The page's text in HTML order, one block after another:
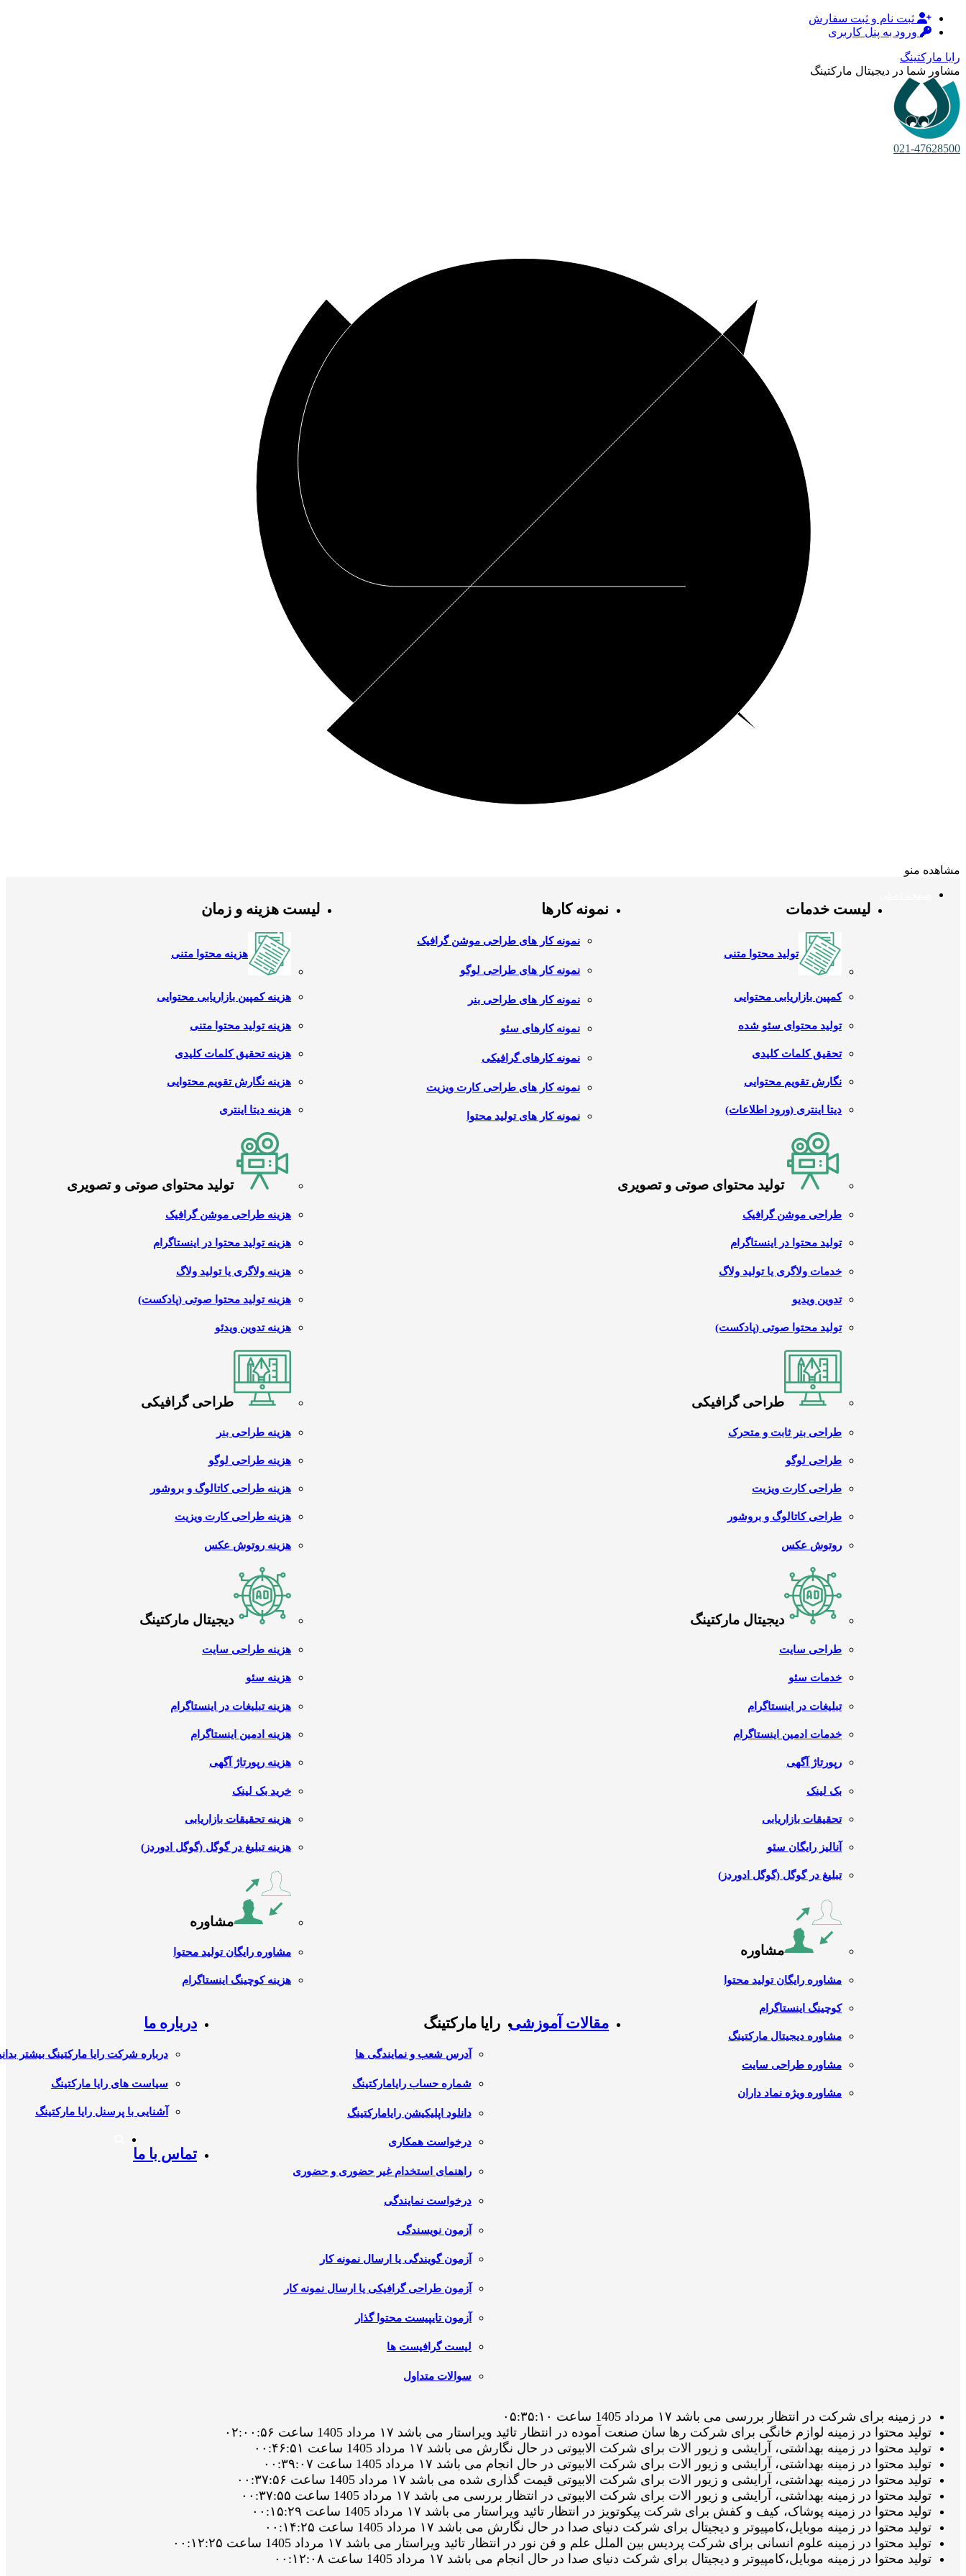
ثبت نام و ثبت سفارش
ورود به پنل کاربری
رایا مارکتینگ
مشاور شما در دیجیتال مارکتینگ
021-47628500
مشاهده منو
لیست خدمات
تولید محتوا متنی
کمپین بازاریابی محتوایی
تولید محتوای سئو شده
تحقیق کلمات کلیدی
نگارش تقویم محتوایی
دیتا اینتری (ورود اطلاعات)
تولید محتوای صوتی و تصویری
طراحی موشن گرافیک
تولید محتوا در اینستاگرام
خدمات ولاگری یا تولید ولاگ
تدوین ویدیو
تولید محتوا صوتی (پادکست)
طراحی گرافیکی
طراحی بنر ثابت و متحرک
طراحی لوگو
طراحی کارت ویزیت
طراحی کاتالوگ و بروشور
روتوش عکس
دیجیتال مارکتینگ
طراحی سایت
خدمات سئو
تبلیغات در اینستاگرام
خدمات ادمین اینستاگرام
رپورتاژ آگهی
بک لینک
تحقیقات بازاریابی
آنالیز رایگان سئو
تبلیغ در گوگل (گوگل ادوردز)
مشاوره
مشاوره رایگان تولید محتوا
کوچینگ اینستاگرام
مشاوره دیجیتال مارکتینگ
مشاوره طراحی سایت
مشاوره ویژه نماد داران
نمونه کارها
نمونه کار های طراحی موشن گرافیک
نمونه کار های طراحی لوگو
نمونه کار های طراحی بنر
نمونه کارهای سئو
نمونه کارهای گرافیکی
نمونه کار های طراحی کارت ویزیت
نمونه کار های تولید محتوا
لیست هزینه و زمان
هزینه محتوا متنی
هزینه کمپین بازاریابی محتوایی
هزینه تولید محتوا متنی
هزینه تحقیق کلمات کلیدی
هزینه نگارش تقویم محتوایی
هزینه دیتا اینتری
تولید محتوای صوتی و تصویری
هزینه طراحی موشن گرافیک
هزینه تولید محتوا در اینستاگرام
هزینه ولاگری یا تولید ولاگ
هزینه تولید محتوا صوتی (پادکست)
هزینه تدوین ویدئو
طراحی گرافیکی
هزینه طراحی بنر
هزینه طراحی لوگو
هزینه طراحی کاتالوگ و بروشور
هزینه طراحی کارت ویزیت
هزینه روتوش عکس
دیجیتال مارکتینگ
هزینه طراحی سایت
هزینه سئو
هزینه تبلیغات در اینستاگرام
هزینه ادمین اینستاگرام
هزینه رپورتاژ آگهی
خرید بک لینک
هزینه تحقیقات بازاریابی
هزینه تبلیغ در گوگل (گوگل ادوردز)
مشاوره
مشاوره رایگان تولید محتوا
هزینه کوچینگ اینستاگرام
مقالات آموزشی رایا مارکتینگ
آدرس شعب و نمایندگی ها
شماره حساب رایامارکتینگ
دانلود اپلیکیشن رایامارکتینگ
درخواست همکاری
راهنمای استخدام غیر حضوری و حضوری
درخواست نمایندگی
آزمون نویسندگی
آزمون گویندگی یا ارسال نمونه کار
آزمون طراحی گرافیکی یا ارسال نمونه کار
آزمون تایپیست محتوا گذار
لیست گرافیست ها
سوالات متداول
درباره ما
درباره شرکت رایا مارکتینگ بیشتر
سیاست های رایا مارکتینگ
آشنایی با پرسنل رایا مارکتینگ
تماس با ما
در زمینه برای شرکت در انتظار بررسی می باشد ۱۷ مرداد 1405 ساعت ۰۵:۳۵:۱۰
تولید محتوا در زمینه لوازم خانگی برای شرکت رها سان صنعت آموده در انتظار تائید ویراستار می باشد ۱۷ مرداد 1405 ساعت ۰۲:۰۰:۵۶
تولید محتوا در زمینه بهداشتی، آرایشی و زیور الات برای شرکت الابیوتی در حال نگارش می باشد ۱۷ مرداد 1405 ساعت ۰۰:۴۶:۵۱
تولید محتوا در زمینه بهداشتی، آرایشی و زیور الات برای شرکت الابیوتی در حال انجام می باشد ۱۷ مرداد 1405 ساعت ۰۰:۳۹:۰۷
تولید محتوا در زمینه بهداشتی، آرایشی و زیور الات برای شرکت الابیوتی قیمت گذاری شده می باشد ۱۷ مرداد 1405 ساعت ۰۰:۳۷:۵۶
تولید محتوا در زمینه بهداشتی، آرایشی و زیور الات برای شرکت الابیوتی در انتظار بررسی می باشد ۱۷ مرداد 1405 ساعت ۰۰:۳۷:۵۵
تولید محتوا در زمینه پوشاک، کیف و کفش برای شرکت پیکوتویز در انتظار تائید ویراستار می باشد ۱۷ مرداد 1405 ساعت ۰۰:۱۵:۲۹
تولید محتوا در زمینه موبایل،کامپیوتر و دیجیتال برای شرکت دنیای صدا در حال نگارش می باشد ۱۷ مرداد 1405 ساعت ۰۰:۱۴:۲۵
تولید محتوا در زمینه علوم انسانی برای شرکت پردیس بین الملل علم و فن نور در انتظار تائید ویراستار می باشد ۱۷ مرداد 1405 ساعت ۰۰:۱۲:۲۵
تولید محتوا در زمینه موبایل،کامپیوتر و دیجیتال برای شرکت دنیای صدا در حال انجام می باشد ۱۷ مرداد 1405 ساعت ۰۰:۱۲:۰۸